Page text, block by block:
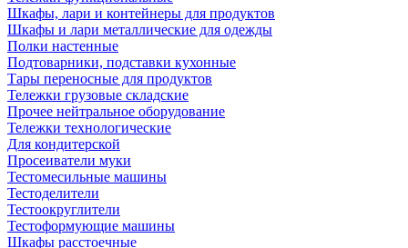
Шкафы, лари и контейнеры для продуктов
Шкафы и лари металлические для одежды
Полки настенные
Подтоварники, подставки кухонные
Тары переносные для продуктов
Тележки грузовые складские
Прочее нейтральное оборудование
Тележки технологические
Для кондитерской
Просеиватели муки
Тестомесильные машины
Тестоделители
Тестоокруглители
Тестоформующие машины
Шкафы расстоечные